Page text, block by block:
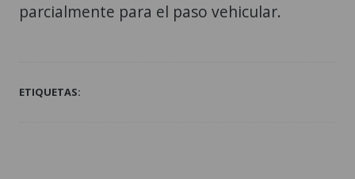
parcialmente para el paso vehicular.
ETIQUETAS: